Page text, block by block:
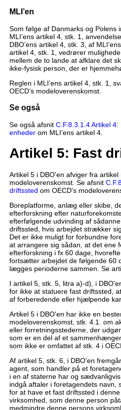
MLI’en
Som følge af Danmarks og Polens
MLI’ens artikel 4, stk. 1,
DBO’ens artikel 4, stk. 3, af
artikel 4, stk. 1, vedrører
mellem de to lande at afklare det
ikke-fysisk person, der er
Reglen i MLI’ens artikel 4, stk. 1,
OECD’s modeloverenskomst.
Se også
Se også afsnit C.F.8.3.1.4 Artikel
enhederom MLI’ens artikel 4.
Artikel 5: Fast
Artikel 5 i DBO'en afviger fra artikel
modeloverenskomst. Se afsnit
driftssted om OECD's
Boreplatforme, anlæg eller skibe,
efterforskning efter
efterfølgende udvinding af
driftssted, hvis arbejdet strækker
Det er ikke muligt for forbundne
at arrangere sig sådan, at det ene
efterforskning i fx 60 dage,
fortsætter arbejdet de følgende 60
lægges perioderne sammen. Se
I artikel 5, stk. 5, litra a)-d), i
for ikke at statuere fast driftssted,
af forberedende eller hjælpende
Artikel 5 i DBO'en har ikke en
modeloverenskomst, stk. 4.1. om
eller forretningsstederne, der
som er en del af et
som ikke er omfattet af stk. 4 i
Af artikel 5, stk. 6, i DBO'en
agent, som handler på et
i en af staterne har og
indgå aftaler i foretagendets navn,
for at have et fast driftssted i
virksomhed, som denne person
medmindre denne persons